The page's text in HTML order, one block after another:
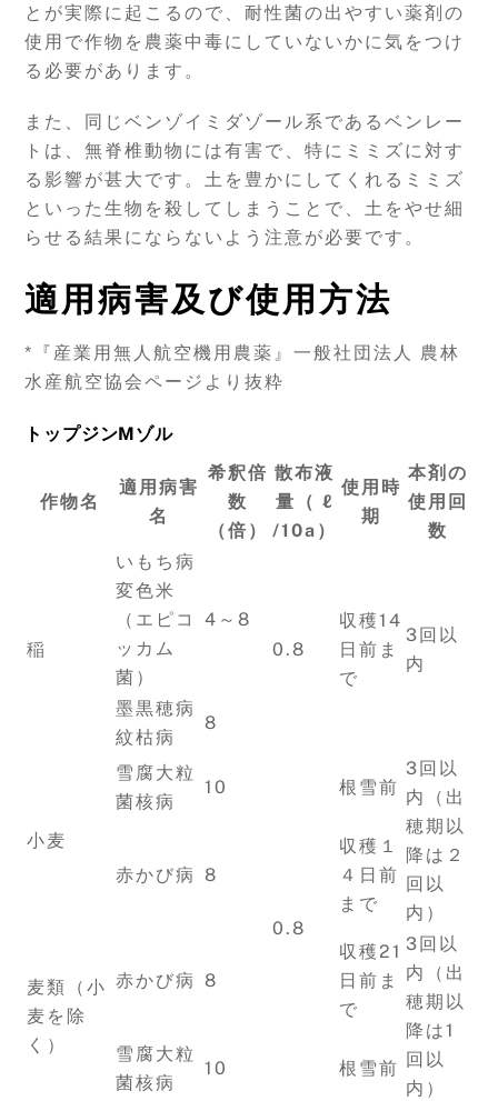
とが実際に起こるので、耐性菌の出やすい薬剤の
使用で作物を農薬中毒にしていないかに気をつけ
る必要があります。
また、同じベンゾイミダゾール系であるベンレー
トは、無脊椎動物には有害で、特にミミズに対す
る影響が甚大です。土を豊かにしてくれるミミズ
といった生物を殺してしまうことで、土をやせ細
らせる結果にならないよう注意が必要です。
適用病害及び使用方法
*『産業用無人航空機用農薬』一般社団法人 農林
水産航空協会ページより抜粋
トップジンMゾル
作物名
適用病害
名
希釈倍
数
（倍）
散布液
量（ ℓ
/10a）
使用時
期
本剤の
使用回
数
稲
いもち病
変色米
（エピコ
ッカム
菌）
4～8
0.8
収穫14
日前ま
で
3回以
内
墨黒穂病
紋枯病
8
小麦
雪腐大粒
菌核病
10
0.8
根雪前
3回以
内（出
穂期以
降は２
回以
内）
赤かび病 8
収穫１
４日前
まで
麦類（小
麦を除
く）
赤かび病 8
収穫21
日前ま
で
3回以
内（出
穂期以
降は1
回以
内）
雪腐大粒
菌核病
10 根雪前